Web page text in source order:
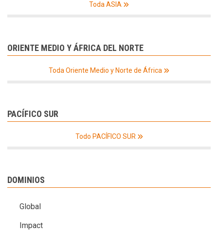
Toda ASIA
ORIENTE MEDIO Y ÁFRICA DEL NORTE
Toda Oriente Medio y Norte de África
PACÍFICO SUR
Todo PACÍFICO SUR
DOMINIOS
Global
Impact